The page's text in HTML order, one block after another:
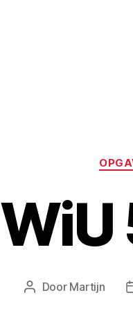
WiU
Berichtauteur
Door Martijn